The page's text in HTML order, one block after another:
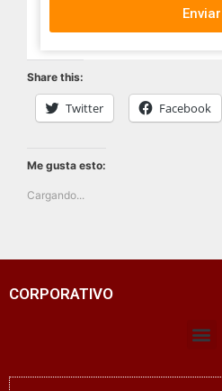
Enviar
Share this:
Twitter Facebook
Me gusta esto:
Cargando...
CORPORATIVO